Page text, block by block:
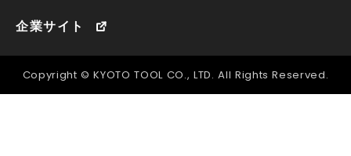
企業サイト
Copyright © KYOTO TOOL CO., LTD. All Rights Reserved.